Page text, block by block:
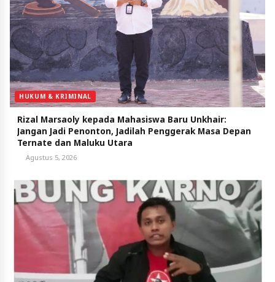
HUKUM & KRIMINAL
Rizal Marsaoly kepada Mahasiswa Baru Unkhair:
Jangan Jadi Penonton, Jadilah Penggerak Masa Depan
Ternate dan Maluku Utara
Agustus 5, 2026